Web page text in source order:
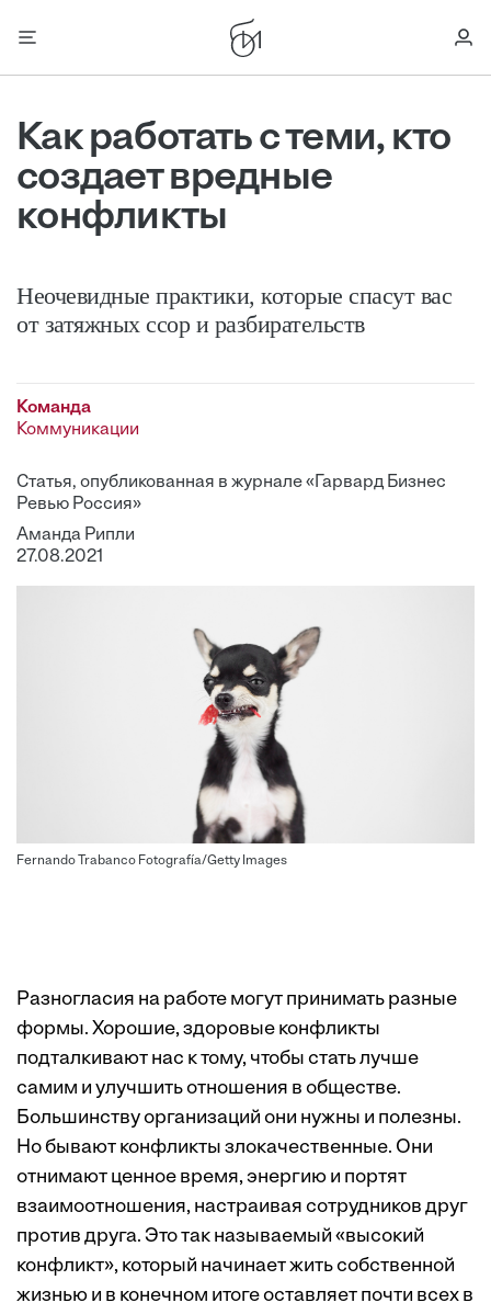
Как работать с теми, кто
создает вредные
конфликты
Неочевидные практики, которые спасут вас
от затяжных ссор и разбирательств
Команда
Коммуникации
Статья, опубликованная в журнале «Гарвард Бизнес
Ревью Россия»
Аманда Рипли
27.08.2021
Fernando Trabanco Fotografía/Getty Images
Разногласия на работе могут принимать разные
формы. Хорошие, здоровые конфликты
подталкивают нас к тому, чтобы стать лучше
самим и улучшить отношения в обществе.
Большинству организаций они нужны и полезны.
Но бывают конфликты злокачественные. Они
отнимают ценное время, энергию и портят
взаимоотношения, настраивая сотрудников друг
против друга. Это так называемый «высокий
конфликт», который начинает жить собственной
жизнью и в конечном итоге оставляет почти всех в